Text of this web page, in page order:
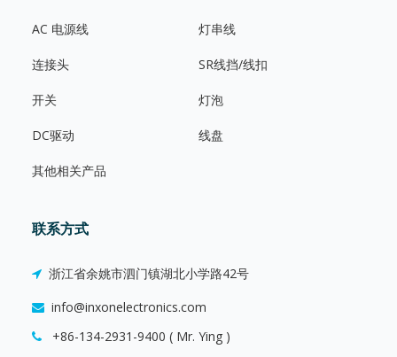
AC 电源线 灯串线
连接头 SR线挡/线扣
开关 灯泡
DC驱动 线盘
其他相关产品
联系方式
浙江省余姚市泗门镇湖北小学路42号
info@inxonelectronics.com
+86-134-2931-9400 ( Mr. Ying )